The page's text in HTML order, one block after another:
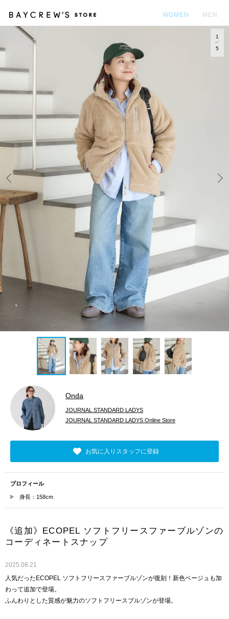
WOMEN MEN
Prev
1
5
Onda
JOURNAL STANDARD LADYS
JOURNAL STANDARD LADYS Online Store
お気に入りスタッフに登録
プロフィール
身長：158cm
《追加》ECOPEL ソフトフリースファーブルゾンの
コーディネートスナップ
2025.08.21
人気だったECOPEL ソフトフリースファーブルゾンが復刻！新色ベージュも加
わって追加で登場。
ふんわりとした質感が魅力のソフトフリースブルゾンが登場。